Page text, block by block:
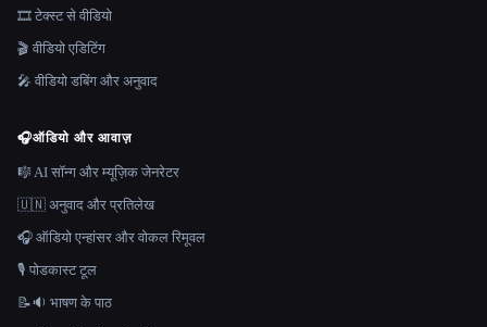
🎞️ टेक्स्ट से वीडियो
🎬 वीडियो एडिटिंग
🎤 वीडियो डबिंग और अनुवाद
🎧ऑडियो और आवाज़
🎼 AI सॉन्ग और म्यूज़िक जेनरेटर
🇺🇳 अनुवाद और प्रतिलेख
🎧 ऑडियो एन्हांसर और वोकल रिमूवल
🎙️ पोडकास्ट टूल
📝🔉 भाषण के पाठ